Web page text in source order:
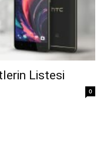
Listesi
0